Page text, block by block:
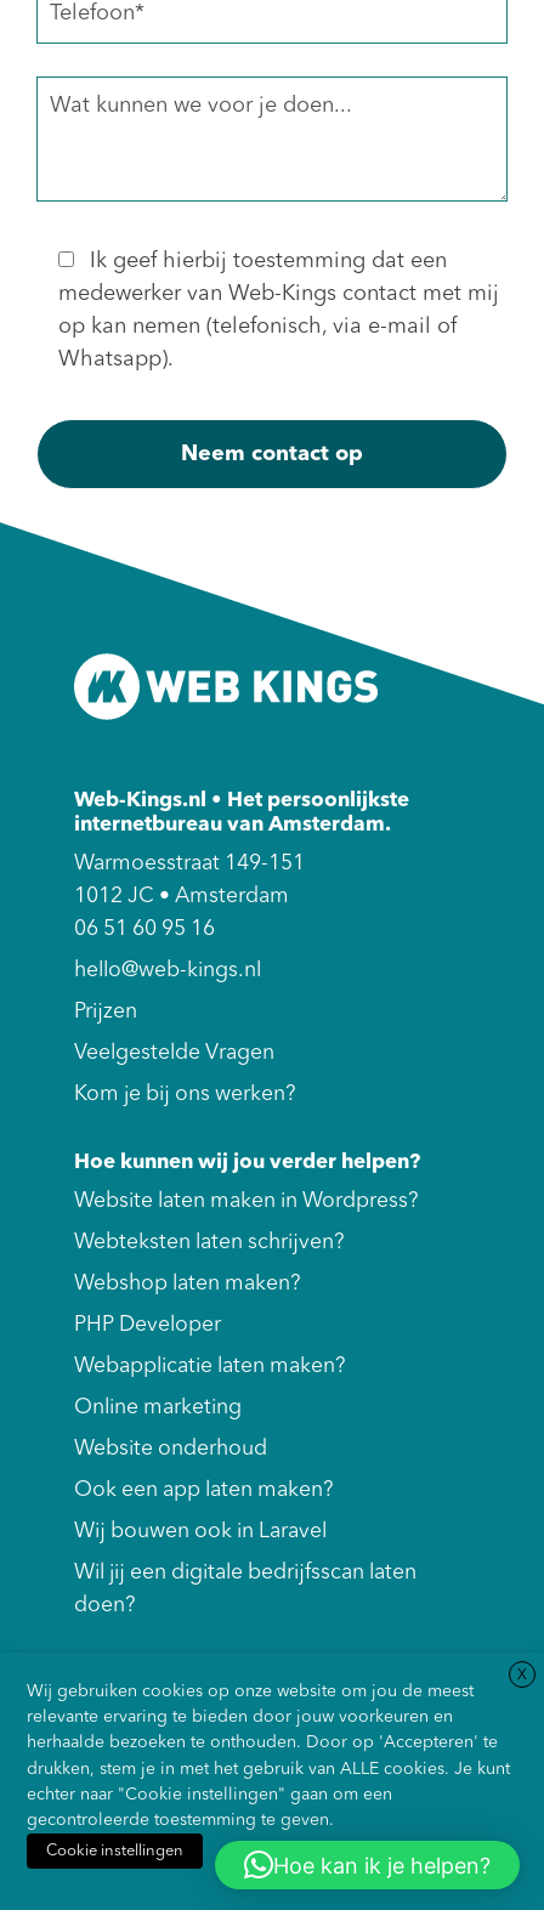
Ik geef hierbij toestemming dat een
medewerker van Web-Kings contact met mij
op kan nemen (telefonisch, via e-mail of
Whatsapp).
Web-Kings.nl • Het persoonlijkste
internetbureau van Amsterdam.
Warmoesstraat 149-151
1012 JC • Amsterdam
06 51 60 95 16
hello@web-kings.nl
Prijzen
Veelgestelde Vragen
Kom je bij ons werken?
Hoe kunnen wij jou verder helpen?
Website laten maken in Wordpress?
Webteksten laten schrijven?
Webshop laten maken?
PHP Developer
Webapplicatie laten maken?
Online marketing
Website onderhoud
Ook een app laten maken?
Wij bouwen ook in Laravel
Wil jij een digitale bedrijfsscan laten
doen?
Onze Algemene
Privacybeleid
Cookie
Policy
Sitemap
X
Wij gebruiken cookies op onze website om jou de meest
relevante ervaring te bieden door jouw voorkeuren en
herhaalde bezoeken te onthouden. Door op 'Accepteren' te
drukken, stem je in met het gebruik van ALLE cookies. Je kunt
echter naar "Cookie instellingen" gaan om een
gecontroleerde toestemming te geven.
Cookie instellingen
Weiger alles
Accepteren
Hoe kan ik je helpen?